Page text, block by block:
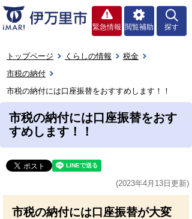
緊急情報 閲覧補助 探す
トップページ くらしの情報
税金
市税の納付
市税の納付には口座振替をおすすめします！！
市税の納付には口座振替をおす
すめします！！
(2023年4月13日更新)
市税の納付には口座振替が大変